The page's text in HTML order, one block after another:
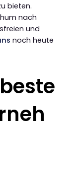
bieten.
nach
und
noch heute